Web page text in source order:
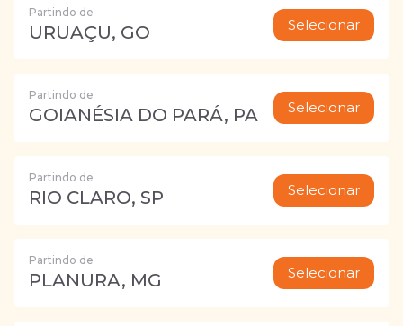
Partindo de
URUAÇU, GO Selecionar
Partindo de
GOIANÉSIA DO PARÁ, PA Selecionar
Partindo de
RIO CLARO, SP Selecionar
Partindo de
PLANURA, MG Selecionar